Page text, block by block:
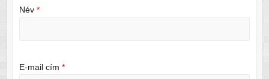
Név *
E-mail cím *